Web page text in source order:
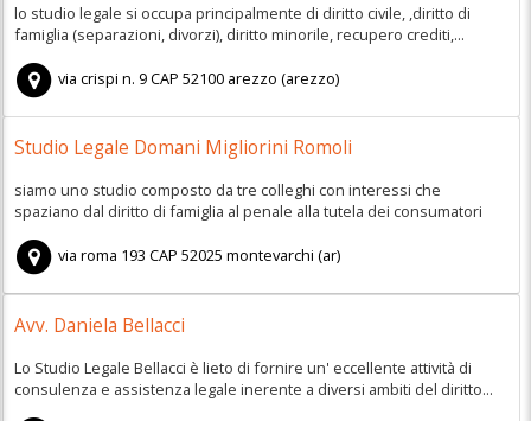
lo studio legale si occupa principalmente di diritto civile, ,diritto di
famiglia (separazioni, divorzi), diritto minorile, recupero crediti,...
via crispi n. 9CAP52100 arezzo (arezzo)
Studio Legale Domani Migliorini Romoli
siamo uno studio composto da tre colleghi con interessi che
spaziano dal diritto di famiglia al penale alla tutela dei consumatori
via roma 193 CAP52025 montevarchi (ar)
Avv. Daniela Bellacci
Lo Studio Legale Bellacci è lieto di fornire un' eccellente attività di
consulenza e assistenza legale inerente a diversi ambiti del diritto...